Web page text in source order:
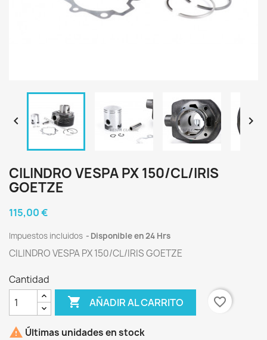
 
CILINDRO VESPA PX 150/CL/IRIS
GOETZE
115,00 €
Impuestos incluidos Disponible en 24 Hrs
CILINDRO VESPA PX 150/CL/IRIS GOETZE
Cantidad
 AÑADIR AL CARRITO favorite_border
 Últimas unidades en stock